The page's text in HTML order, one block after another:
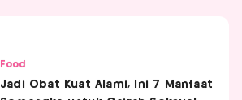
Food
Jadi Obat Kuat Alami, Ini 7 Manfaat